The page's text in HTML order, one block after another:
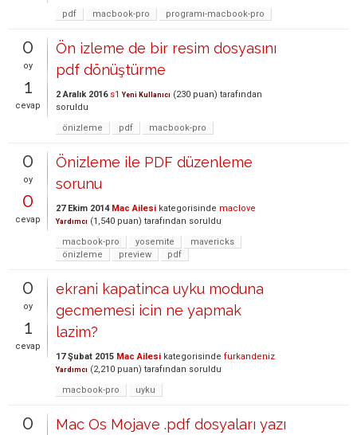
pdf macbook-pro programı-macbook-pro
0
oy
1
cevap
Ön izleme de bir resim dosyasını
pdf dönüştürme
2 Aralık 2016 s1 Yeni Kullanıcı (230 puan) tarafından
soruldu
önizleme
pdf macbook-pro
0
oy
0
cevap
Önizleme ile PDF düzenleme
sorunu
27 Ekim 2014 Mac Ailesi kategorisinde maclove
Yardımcı (1,540 puan) tarafından soruldu
macbook-pro
yosemite
mavericks
önizleme
preview pdf
0
oy
1
cevap
ekrani kapatinca uyku moduna
gecmemesi icin ne yapmak
lazim?
17 Şubat 2015 Mac Ailesi kategorisinde furkandeniz
Yardımcı (2,210 puan) tarafından soruldu
macbook-pro
uyku
0
Mac Os Mojave .pdf dosyaları yazı